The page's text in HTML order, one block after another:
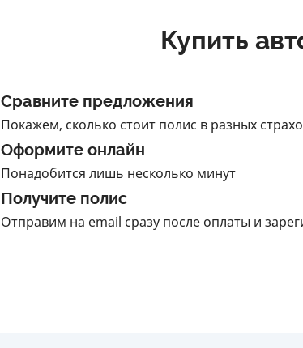
Купить
Сравните предложения
Покажем, сколько стоит полис в разных
Оформите онлайн
Понадобится лишь несколько минут
Получите полис
Отправим на email сразу после оплаты и